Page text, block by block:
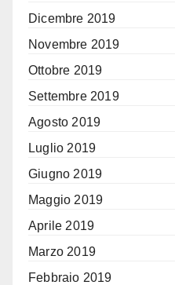
Dicembre 2019
Novembre 2019
Ottobre 2019
Settembre 2019
Agosto 2019
Luglio 2019
Giugno 2019
Maggio 2019
Aprile 2019
Marzo 2019
Febbraio 2019